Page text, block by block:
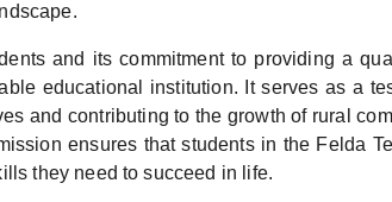
and its commitment to providing a
educational institution. It serves as a
and contributing to the growth of rural
ensures that students in the Felda
they need to succeed in life.